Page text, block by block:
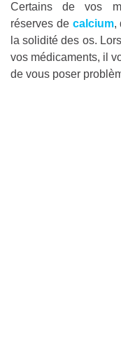
Certains de vos
réserves de calcium,
la solidité des os.
vos médicaments, il
de vous poser